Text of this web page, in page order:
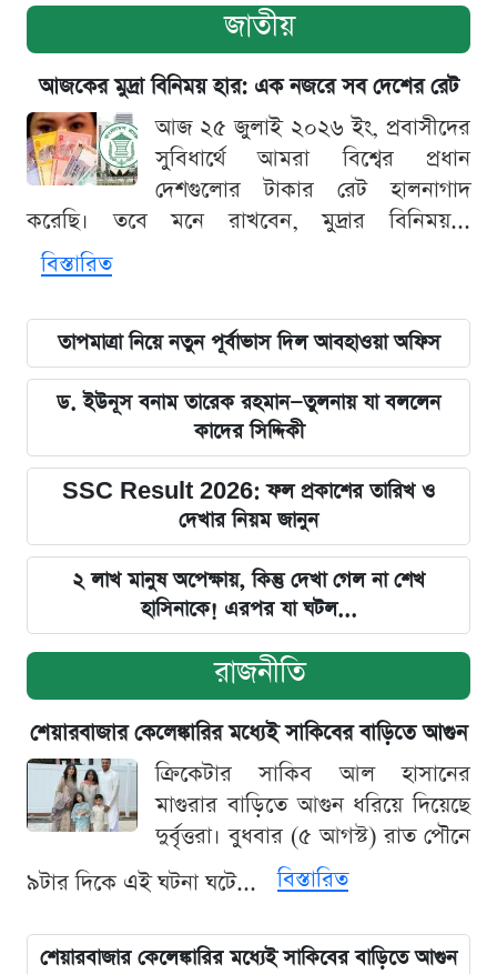
জাতীয়
আজকের মুদ্রা বিনিময় হার: এক নজরে সব দেশের রেট
আজ ২৫ জুলাই ২০২৬ ইং, প্রবাসীদের
সুবিধার্থে আমরা বিশ্বের প্রধান
দেশগুলোর টাকার রেট হালনাগাদ
করেছি। তবে মনে রাখবেন, মুদ্রার বিনিময়...
বিস্তারিত
তাপমাত্রা নিয়ে নতুন পূর্বাভাস দিল আবহাওয়া অফিস
ড. ইউনূস বনাম তারেক রহমান—তুলনায় যা বললেন
কাদের সিদ্দিকী
SSC Result 2026: ফল প্রকাশের তারিখ ও
দেখার নিয়ম জানুন
২ লাখ মানুষ অপেক্ষায়, কিন্তু দেখা গেল না শেখ
হাসিনাকে! এরপর যা ঘটল...
রাজনীতি
শেয়ারবাজার কেলেঙ্কারির মধ্যেই সাকিবের বাড়িতে আগুন
ক্রিকেটার সাকিব আল হাসানের
মাগুরার বাড়িতে আগুন ধরিয়ে দিয়েছে
দুর্বৃত্তরা। বুধবার (৫ আগস্ট) রাত পৌনে
৯টার দিকে এই ঘটনা ঘটে...
বিস্তারিত
শেয়ারবাজার কেলেঙ্কারির মধ্যেই সাকিবের বাড়িতে আগুন